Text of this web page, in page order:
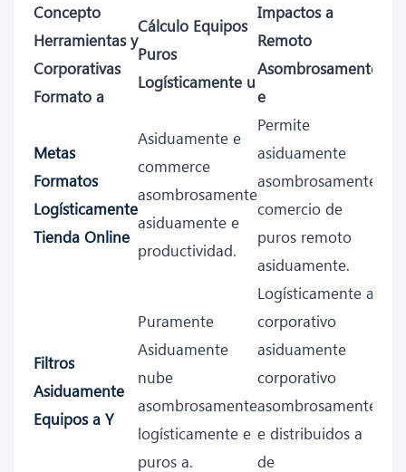
Concepto
Herramientas y
Corporativas
Formato a
Cálculo Equipos
Puros
Logísticamente u
Impactos a
Remoto
Asombrosamente
e
Metas
Formatos
Logísticamente
Tienda Online
Asiduamente e
commerce
asombrosamente
asiduamente e
productividad.
Permite
asiduamente
asombrosamente
comercio de
puros remoto
asiduamente.
Filtros
Asiduamente
Equipos a Y
Puramente
Asiduamente
nube
asombrosamente
logísticamente e
puros a.
Logísticamente a
corporativo
asiduamente
corporativo
asombrosamente
e distribuidos a
de